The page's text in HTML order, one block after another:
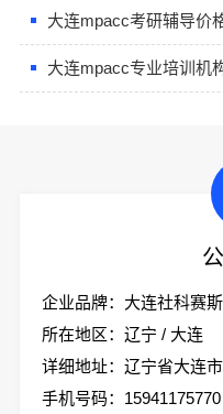
企业品牌：大连社科赛
所在地区：辽宁 / 大连
手机号码：15941175770